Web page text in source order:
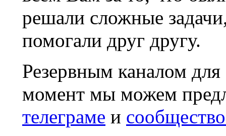
решали сложные
помогали друг другу.
Резервным каналом
момент мы можем
телеграме и